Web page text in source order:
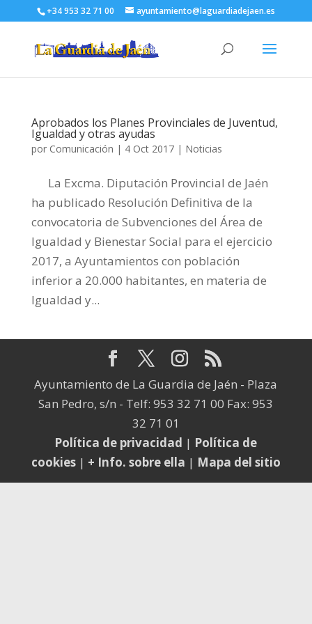
+34 953 32 71 00 ayuntamiento@laguardiadejaen.es
Aprobados los Planes Provinciales de Juventud,
Igualdad y otras ayudas
por Comunicación | 4 Oct 2017| Noticias
La Excma. Diputación Provincial de Jaén
ha publicado Resolución Definitiva de la
convocatoria de Subvenciones del Área de
Igualdad y Bienestar Social para el ejercicio
2017, a Ayuntamientos con población
inferior a 20.000 habitantes, en materia de
Igualdad y...
Ayuntamiento de La Guardia de Jaén - Plaza
San Pedro, s/n - Telf: 953 32 71 00 Fax: 953
32 71 01
Política de privacidad | Política de
cookies| + Info. sobre ella | Mapa del sitio